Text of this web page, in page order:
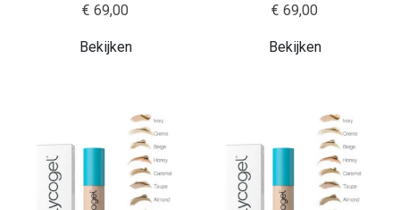
€ 69,00
Bekijken
€ 69,00
Bekijken